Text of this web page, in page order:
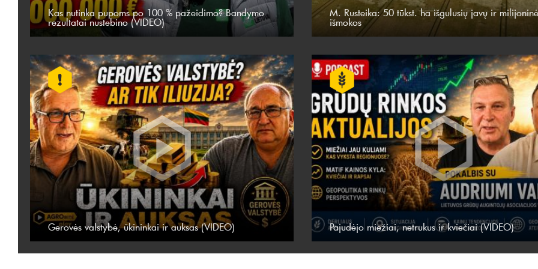
Kas nutinka pupoms po 100 % pažeidimo? Bandymo
rezultatai nustebino (VIDEO)
M. Rusteika: 50 tūkst. ha išgulusių javų ir
išmokos
Gerovės valstybė, ūkininkai ir auksas (VIDEO) Pajudėjo miežiai, netrukus ir kviečiai (VIDEO)